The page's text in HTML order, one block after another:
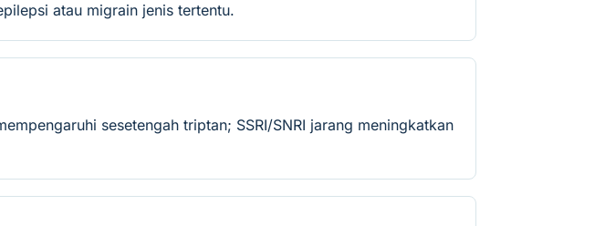
atau migrain jenis tertentu.
sesetengah triptan; SSRI/SNRI jarang meningkatkan